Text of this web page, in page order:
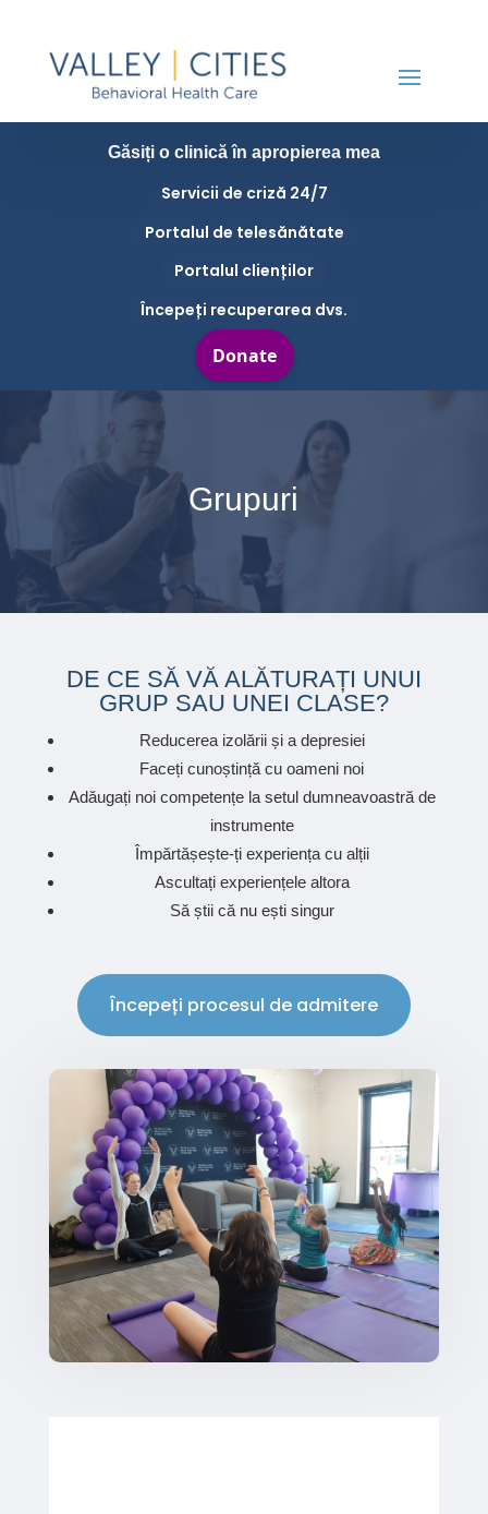
Găsiți o clinică în apropierea mea
Servicii de criză 24/7
Portalul de telesănătate
Portalul clienților
Începeți recuperarea dvs.
Grupuri
DE CE SĂ VĂ ALĂTURAȚI UNUI
GRUP SAU UNEI CLASE?
Reducerea izolării și a depresiei
Faceți cunoștință cu oameni noi
Adăugați noi competențe la setul dumneavoastră de
instrumente
Împărtășește-ți experiența cu alții
Ascultați experiențele altora
Să știi că nu ești singur
Începeți procesul de admitere